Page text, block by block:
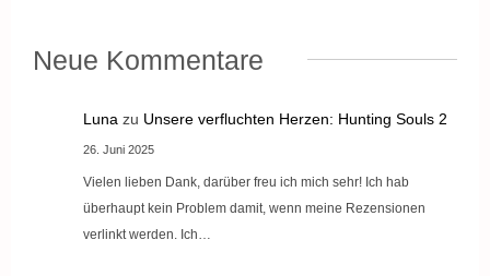
Neue Kommentare
Luna zu Unsere verfluchten Herzen: Hunting Souls 2
26. Juni 2025
Vielen lieben Dank, darüber freu ich mich sehr! Ich hab
überhaupt kein Problem damit, wenn meine Rezensionen
verlinkt werden. Ich…